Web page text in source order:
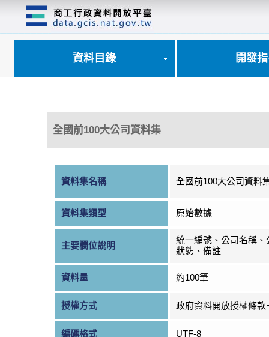
資料目錄 開發
全國前100大公司資料集
資料集名稱 全國前100大公司資料
資料集類型 原始數據
主要欄位說明
統一編號、公司名稱、
狀態、備註
資料量 約100筆
授權方式 政府資料開放授權條款
編碼格式 UTF-8